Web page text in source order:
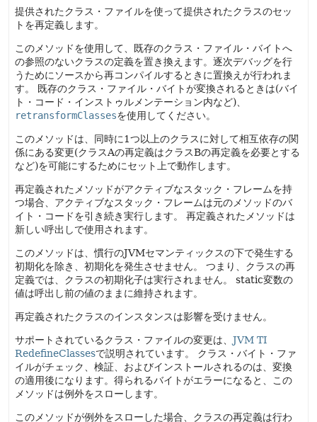
提供されたクラス・ファイルを使って提供されたクラスのセッ
トを再定義します。
このメソッドを使用して、既存のクラス・ファイル・バイトへ
の参照のないクラスの定義を置き換えます。逐次デバッグを行
うためにソースから再コンパイルするときに置換えが行われま
す。
既存のクラス・ファイル・バイトが変換されるときは(バイ
ト・コード・インストゥルメンテーション内など)、
retransformClassesを使用してください。
このメソッドは、同時に1つ以上のクラスに対して相互依存の関
係にある変更(クラスAの再定義はクラスBの再定義を必要とする
など)を可能にするためにセット上で動作します。
再定義されたメソッドがアクティブなスタック・フレームを持
つ場合、アクティブなスタック・フレームは元のメソッドのバ
イト・コードを引き続き実行します。
再定義されたメソッドは
新しい呼出しで使用されます。
このメソッドは、慣行のJVMセマンティックスの下で発生する
初期化を除き、初期化を発生させません。
つまり、クラスの再
定義では、クラスの初期化子は実行されません。
static変数の
値は呼出し前の値のままに維持されます。
再定義されたクラスのインスタンスは影響を受けません。
サポートされているクラス・ファイルの変更は、 JVM TI
RedefineClassesで説明されています。
クラス・バイト・ファ
イルがチェック、検証、およびインストールされるのは、変換
の適用後になります。得られるバイトがエラーになると、この
メソッドは例外をスローします。
このメソッドが例外をスローした場合、クラスの再定義は行わ